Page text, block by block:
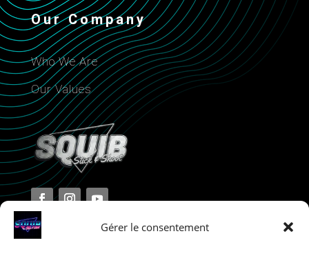
Gérer le consentement
Our Company
Who We Are
Our Values